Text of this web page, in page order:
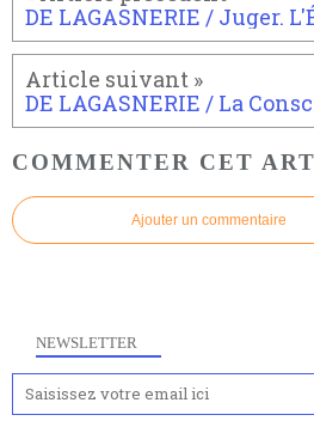
COMMENTER CET
Ajouter un commentaire
NEWSLETTER